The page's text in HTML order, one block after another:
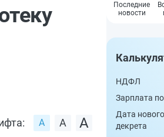
Последние
новости
НДФЛ
Зарплата
Дата
декрета